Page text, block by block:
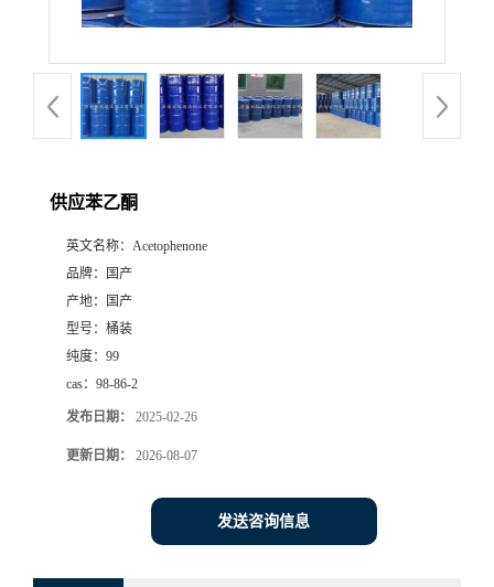
供应苯乙酮
英文名称： Acetophenone
品牌：
国产
产地：
国产
型号： 桶装
纯度： 99
cas： 98-86-2
发布日期： 2025-02-26
更新日期： 2026-08-07
发送咨询信息